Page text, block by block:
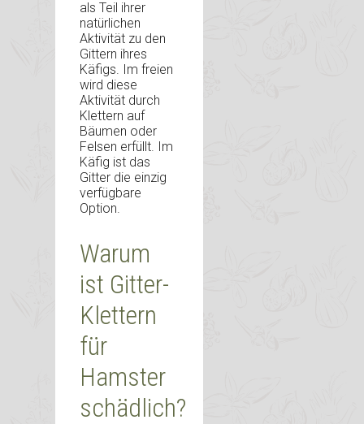
als Teil ihrer
natürlichen
Aktivität zu den
Gittern ihres
Käfigs. Im freien
wird diese
Aktivität durch
Klettern auf
Bäumen oder
Felsen erfüllt. Im
Käfig ist das
Gitter die einzig
verfügbare
Option.
Warum
ist Gitter-
Klettern
für
Hamster
schädlich?